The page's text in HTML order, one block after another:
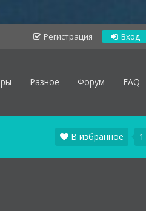
Регистрация Вход
Разное Форум FAQ
1
В избранное